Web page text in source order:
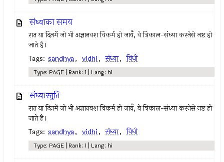
संध्याका समय
रात या दिनमें जो भी अज्ञानवश विकर्म हो जायँ, वे त्रिकाल-संध्या करनेसे नष्ट हो
जाते है।
Tags: sandhya, vidhi, संध्या, विधी
Type: PAGE | Rank: 1 | Lang: hi
संध्यास्तुति
रात या दिनमें जो भी अज्ञानवश विकर्म हो जायँ, वे त्रिकाल-संध्या करनेसे नष्ट हो
जाते है।
Tags: sandhya, vidhi, संध्या, विधी
Type: PAGE | Rank: 1 | Lang: hi